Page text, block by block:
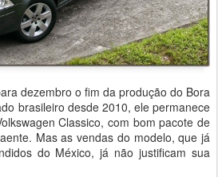
dezembro o fim da produção do Bora
brasileiro desde 2010, ele permanece
Classico, com bom pacote de
Mas as vendas do modelo, que já
do México, já não justificam sua